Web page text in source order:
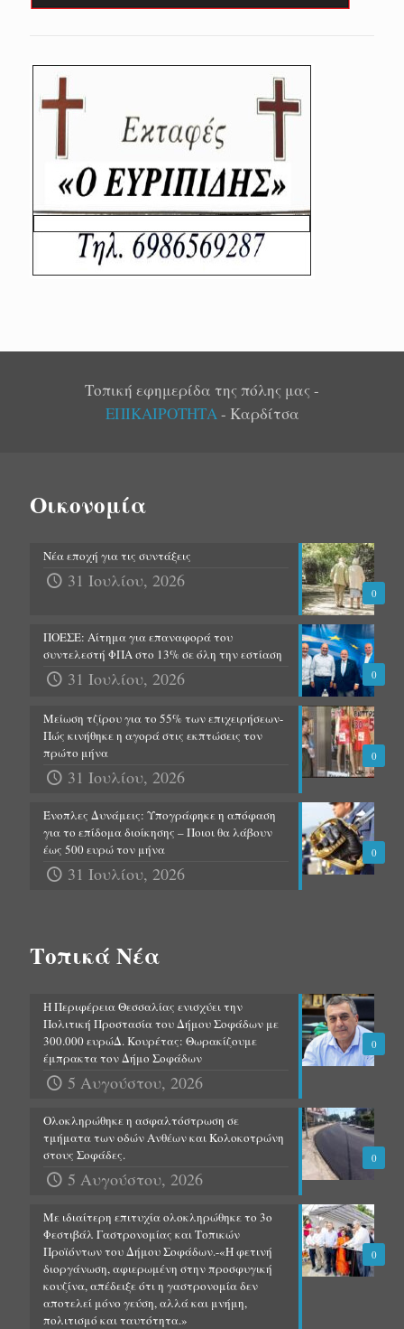
Τοπική εφημερίδα της πόλης μας -
ΕΠΙΚΑΙΡΟΤΗΤΑ- Καρδίτσα
Οικονομία
0
Νέα εποχή για τις συντάξεις
31 Ιουλίου, 2026
0
ΠΟΕΣΕ: Αίτημα για επαναφορά του
συντελεστή ΦΠΑ στο 13% σε όλη την εστίαση
31 Ιουλίου, 2026
0
Μείωση τζίρου για το 55% των επιχειρήσεων-
Πώς κινήθηκε η αγορά στις εκπτώσεις τον
πρώτο μήνα
31 Ιουλίου, 2026
0
Ένοπλες Δυνάμεις: Υπογράφηκε η απόφαση
για το επίδομα διοίκησης – Ποιοι θα λάβουν
έως 500 ευρώ τον μήνα
31 Ιουλίου, 2026
Τοπικά Νέα
0
Η Περιφέρεια Θεσσαλίας ενισχύει την
Πολιτική Προστασία του Δήμου Σοφάδων με
300.000 ευρώΔ. Κουρέτας: Θωρακίζουμε
έμπρακτα τον Δήμο Σοφάδων
5 Αυγούστου, 2026
0
Ολοκληρώθηκε η ασφαλτόστρωση σε
τμήματα των οδών Ανθέων και Κολοκοτρώνη
στους Σοφάδες.
5 Αυγούστου, 2026
0
Με ιδιαίτερη επιτυχία ολοκληρώθηκε το 3ο
Φεστιβάλ Γαστρονομίας και Τοπικών
Προϊόντων του Δήμου Σοφάδων.-«Η φετινή
διοργάνωση, αφιερωμένη στην προσφυγική
κουζίνα, απέδειξε ότι η γαστρονομία δεν
αποτελεί μόνο γεύση, αλλά και μνήμη,
πολιτισμό και ταυτότητα.»